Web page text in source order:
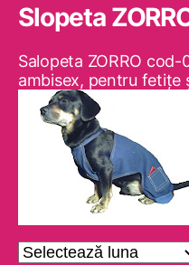
Slopeta
Salopeta ZORRO
ambisex, pentru fetiţe
Arhive